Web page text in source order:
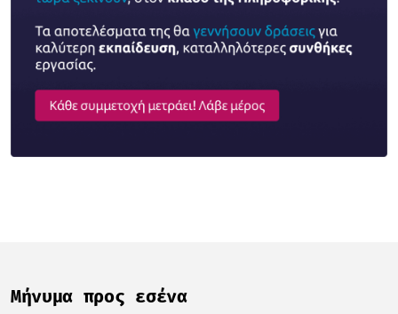
Mήνυμα προς εσένα